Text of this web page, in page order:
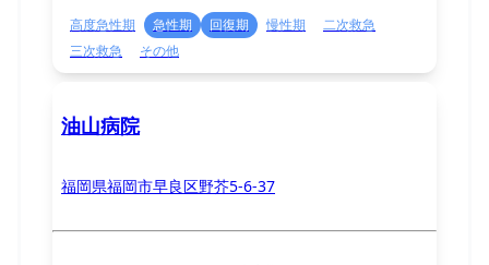
高度急性期 急性期 回復期 慢性期
二次救急
三次救急
その他
油山病院
福岡県福岡市早良区野芥5-6-37